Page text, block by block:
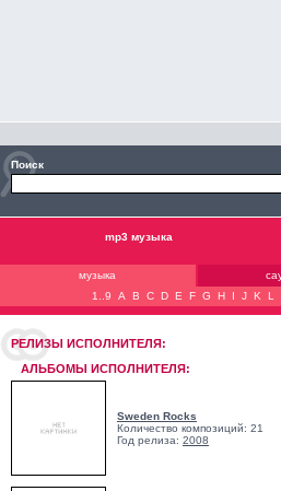
Поиск
mp3 музыка
музыка
1..9
A B C D E F G H I J K L
РЕЛИЗЫ ИCПОЛНИТЕЛЯ:
АЛЬБОМЫ ИСПОЛНИТЕЛЯ:
Sweden Rocks
Количество композиций: 21
Год релиза: 2008